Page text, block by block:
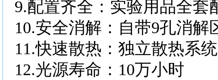
9.配置齐全：实验用品全套
10.安全消解：自带9孔消
11.快速散热：独立散热系
12.光源寿命：10万小时